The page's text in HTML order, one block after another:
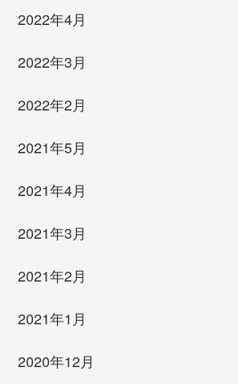
2022年4月
2022年3月
2022年2月
2021年5月
2021年4月
2021年3月
2021年2月
2021年1月
2020年12月